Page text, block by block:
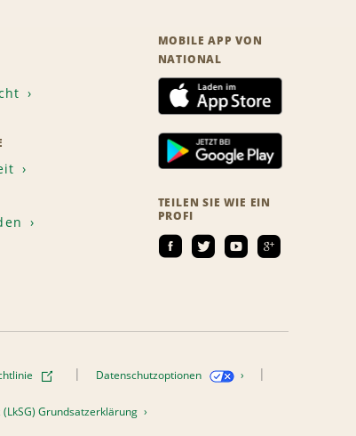
MOBILE APP VON
NATIONAL
TEILEN SIE WIE EIN
PROFI
Datenschutzoptionen
Grundsatzerklärung